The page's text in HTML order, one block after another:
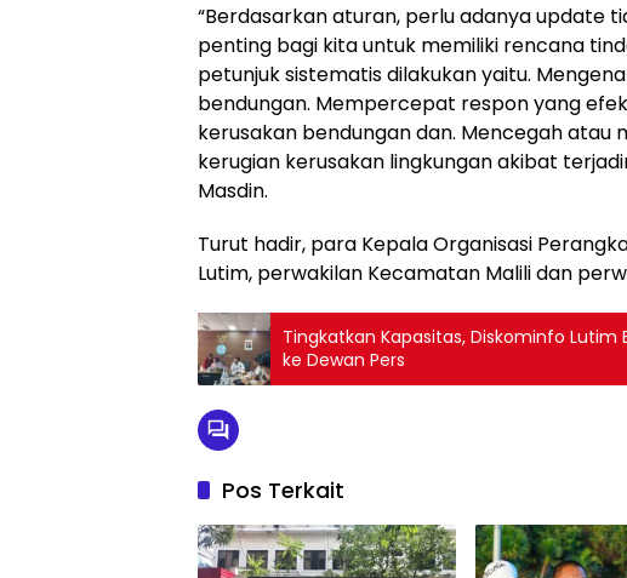
“Berdasarkan aturan, perlu adanya update
penting bagi kita untuk memiliki rencana
petunjuk sistematis dilakukan yaitu.
bendungan. Mempercepat respon yang
kerusakan bendungan dan. Mencegah
kerugian kerusakan lingkungan akibat
Masdin.
Turut hadir, para Kepala Organisasi
Lutim, perwakilan Kecamatan Malili dan
Tingkatkan Kapasitas, Diskominfo
ke Dewan Pers
Pos Terkait